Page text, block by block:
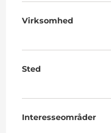
Virksomhed
Sted
Interesseområder